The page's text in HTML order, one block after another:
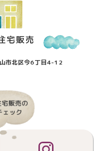
市北区今6丁目4-12